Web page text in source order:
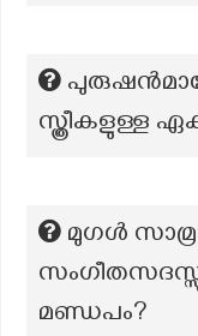
സ്ത്രീകളുള്ള
മുഗൾ
മണ്ഡപം?